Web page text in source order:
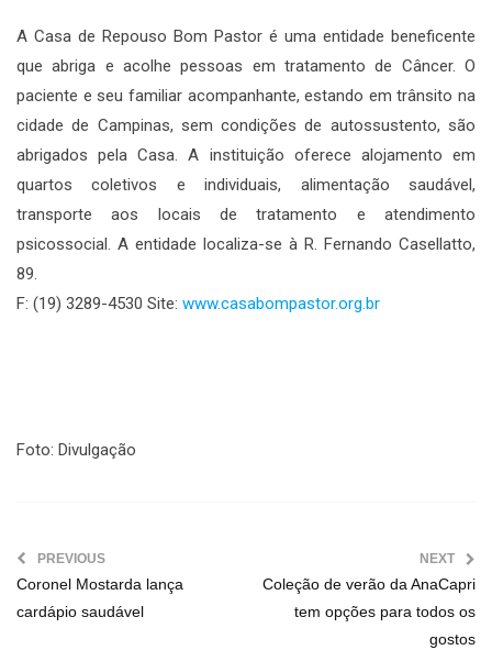
A Casa de Repouso Bom Pastor é uma entidade beneficente
que abriga e acolhe pessoas em tratamento de Câncer. O
paciente e seu familiar acompanhante, estando em trânsito na
cidade de Campinas, sem condições de autossustento, são
abrigados pela Casa. A instituição oferece alojamento em
quartos coletivos e individuais, alimentação saudável,
transporte aos locais de tratamento e atendimento
psicossocial. A entidade localiza-se à R. Fernando Casellatto,
89.
F: (19) 3289-4530 Site: www.casabompastor.org.br
Foto: Divulgação
PREVIOUS
Coronel Mostarda lança
cardápio saudável
NEXT
Coleção de verão da AnaCapri
tem opções para todos os
gostos